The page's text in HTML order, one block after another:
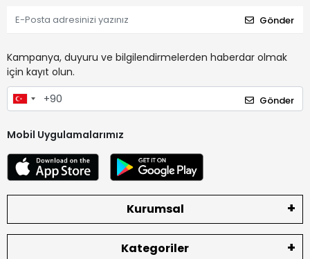
Gönder
Kampanya, duyuru ve bilgilendirmelerden haberdar olmak
için kayıt olun.
Gönder
Mobil Uygulamalarımız
Kurumsal
Kategoriler